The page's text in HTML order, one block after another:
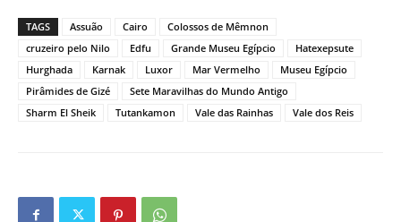
TAGS Assuão Cairo
Colossos de Mêmnon
cruzeiro pelo Nilo
Edfu Grande Museu Egípcio
Hatexepsute
Hurghada
Karnak Luxor Mar Vermelho
Museu Egípcio
Pirâmides de Gizé
Sete Maravilhas do Mundo Antigo
Sharm El Sheik
Tutankamon Vale das Rainhas Vale dos Reis